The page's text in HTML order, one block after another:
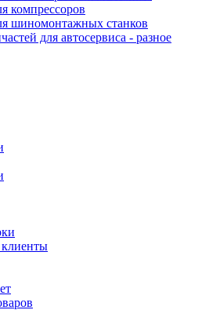
компрессоров
шиномонтажных станков
для автосервиса - разное